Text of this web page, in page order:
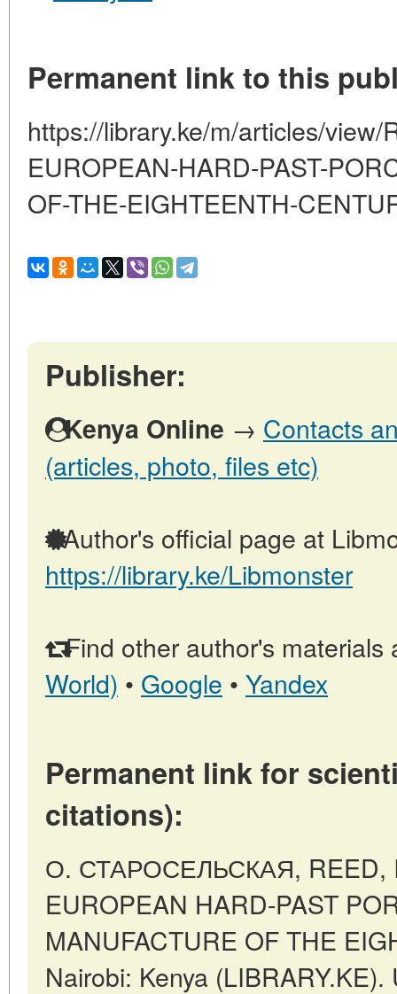
Permanent link to this
https://library.ke/m/articles/view/
EUROPEAN-HARD-PAST-
OF-THE-EIGHTEENTH-
Publisher:
Kenya Online → Contacts
(articles, photo, files etc)
Author's official page at
https://library.ke/Libmonster
Find other author's materials
World) • Google • Yandex
Permanent link for
citations):
О. СТАРОСЕЛЬСКАЯ, REED,
EUROPEAN HARD-PAST
MANUFACTURE OF THE
Nairobi: Kenya